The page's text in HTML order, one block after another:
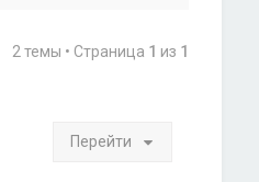
2 темы • Страница 1 из 1
Перейти